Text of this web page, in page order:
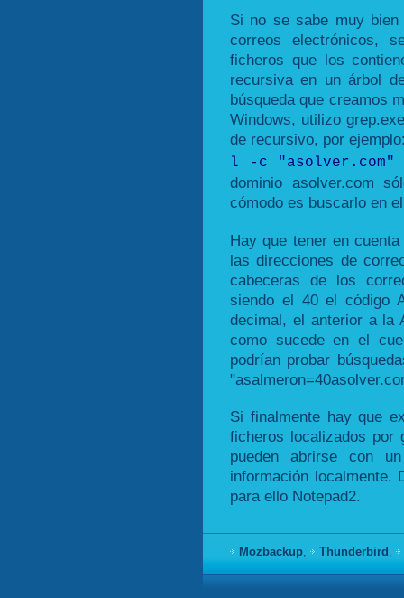
Si no se sabe muy
correos electrónicos,
ficheros que los
recursiva en un árbol
búsqueda que creamos
Windows, utilizo
de recursivo, por
l -c "asolver.com"
dominio asolver.com
cómodo es buscarlo en
Hay que tener en
las direcciones de
cabeceras de los
siendo el 40 el código
decimal, el anterior a la
como sucede en el
podrían probar
Si finalmente hay que
ficheros localizados por
pueden abrirse con
información localmente.
para ello Notepad2.
Mozbackup Thunderbird